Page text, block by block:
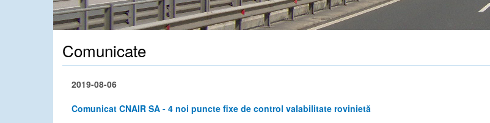
Comunicate
2019-08-06
Comunicat CNAIR SA - 4 noi puncte fixe de control valabilitate rovinietă